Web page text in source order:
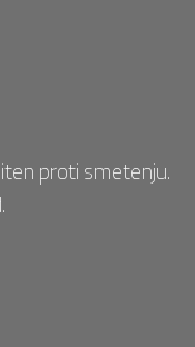
proti smetenju.